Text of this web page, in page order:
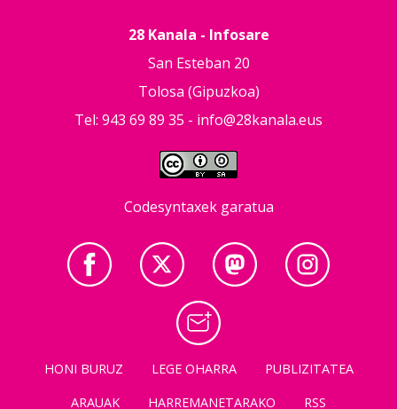
28 Kanala - Infosare
San Esteban 20
Tolosa (Gipuzkoa)
Tel: 943 69 89 35 - info@28kanala.eus
Codesyntaxek garatua
HONI BURUZ LEGE OHARRA
PUBLIZITATEA
ARAUAK
HARREMANETARAKO RSS